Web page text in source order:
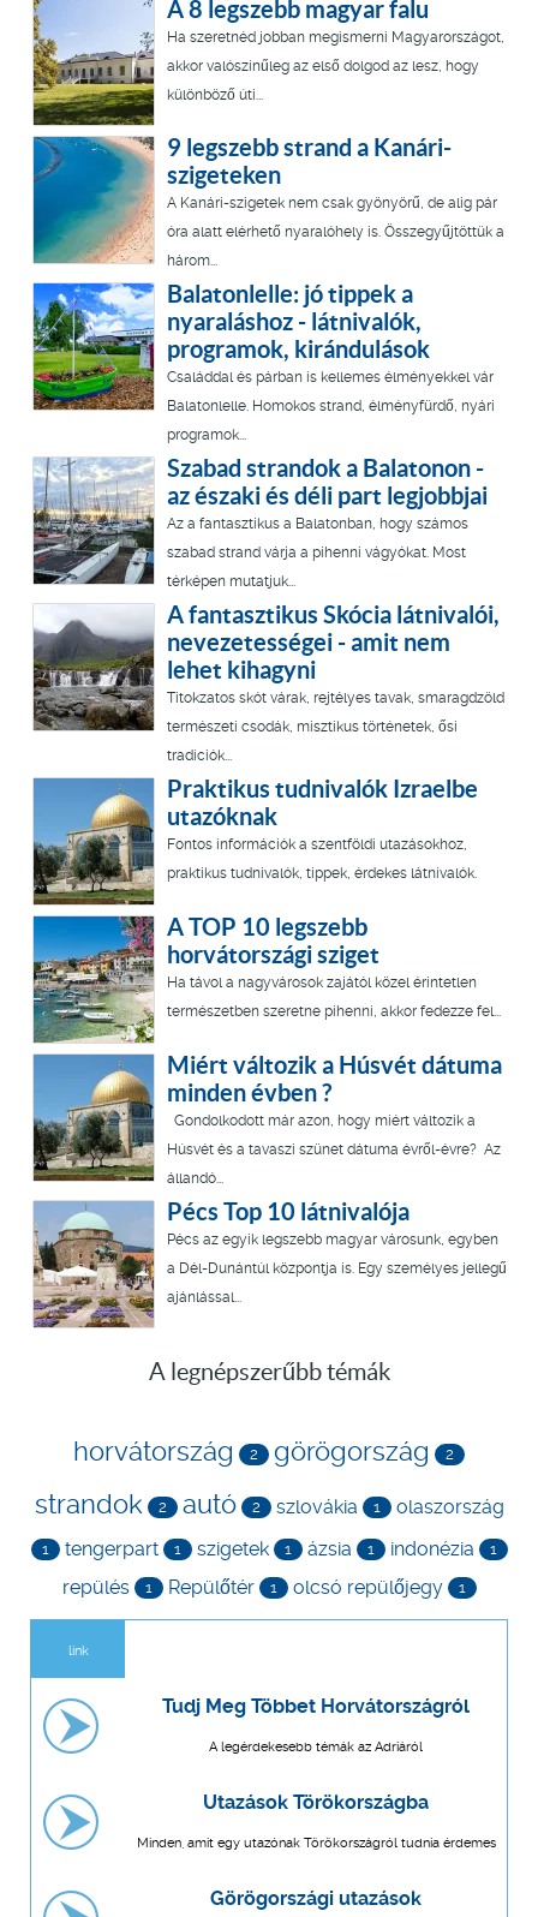
A 8 legszebb magyar falu
Ha szeretnéd jobban megismerni Magyarországot,
akkor valószínűleg az első dolgod az lesz, hogy
különböző úti...
9 legszebb strand a Kanári-
szigeteken
A Kanári-szigetek nem csak gyönyörű, de alig pár
óra alatt elérhető nyaralóhely is. Összegyűjtöttük a
három...
Balatonlelle: jó tippek a
nyaraláshoz - látnivalók,
programok, kirándulások
Családdal és párban is kellemes élményekkel vár
Balatonlelle. Homokos strand, élményfürdő, nyári
programok...
Szabad strandok a Balatonon -
az északi és déli part legjobbjai
Az a fantasztikus a Balatonban, hogy számos
szabad strand várja a pihenni vágyókat. Most
térképen mutatjuk...
A fantasztikus Skócia látnivalói,
nevezetességei - amit nem
lehet kihagyni
Titokzatos skót várak, rejtélyes tavak, smaragdzöld
természeti csodák, misztikus történetek, ősi
tradíciók...
Praktikus tudnivalók Izraelbe
utazóknak
Fontos információk a szentföldi utazásokhoz,
praktikus tudnivalók, tippek, érdekes látnivalók.
A TOP 10 legszebb
horvátországi sziget
Ha távol a nagyvárosok zajától közel érintetlen
természetben szeretne pihenni, akkor fedezze fel...
Miért változik a Húsvét dátuma
minden évben ?
Gondolkodott már azon, hogy miért változik a
Húsvét és a tavaszi szünet dátuma évről-évre? Az
állandó...
Pécs Top 10 látnivalója
Pécs az egyik legszebb magyar városunk, egyben
a Dél-Dunántúl központja is. Egy személyes jellegű
ajánlással...
A legnépszerűbb témák
horvátország 2 görögország 2
strandok 2 autó 2 szlovákia 1 olaszország
1 tengerpart 1 szigetek 1 ázsia 1 indonézia 1
repülés 1 Repülőtér 1 olcsó repülőjegy 1
link
Tudj Meg Többet Horvátországról
A legérdekesebb témák az Adriáról
Utazások Törökországba
Minden, amit egy utazónak Törökországról tudnia érdemes
Görögországi utazások